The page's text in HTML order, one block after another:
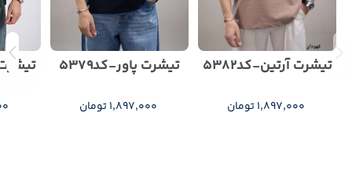
تیشرت آرتین-کد5382
1,897,000 تومان
تیشرت پاور-کد5379
1,897,000 تومان